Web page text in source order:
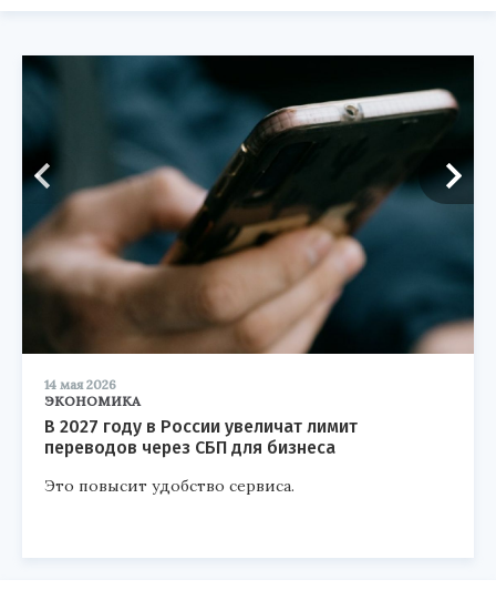
14 мая 2026
ЭКОНОМИКА
В 2027 году в России увеличат лимит
переводов через СБП для бизнеса
Это повысит удобство сервиса.